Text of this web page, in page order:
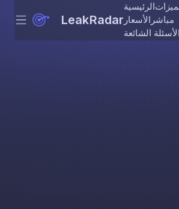
Skip to
Menu LeakRadar
الرئيسية
الأسعار مباشر
الأسئلة الشائعة